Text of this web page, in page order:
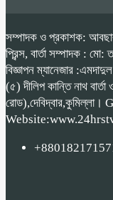
সম্পাদক ও প্রকাশক: আবছার
প্রিন্স, বার্তা সম্পাদক :
বিজ্ঞাপন ম্যানেজার
(৫) দীলিপ কান্তি নাথ বার্তা